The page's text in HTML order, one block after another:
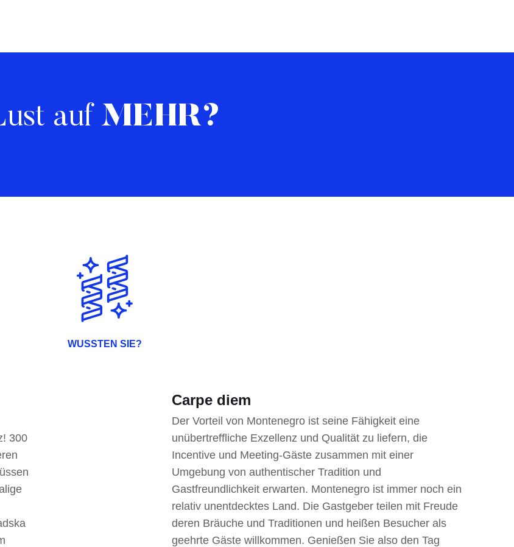
auf MEHR?
WUSSTEN SIE?
300
Carpe diem
Der Vorteil von Montenegro ist seine Fähigkeit eine
unübertreffliche Exzellenz und Qualität zu liefern, die
Incentive und Meeting-Gäste zusammen mit einer
Umgebung von authentischer Tradition und
Gastfreundlichkeit erwarten. Montenegro ist immer noch ein
relativ unentdecktes Land. Die Gastgeber teilen mit Freude
deren Bräuche und Traditionen und heißen Besucher als
geehrte Gäste willkommen. Genießen Sie also den Tag